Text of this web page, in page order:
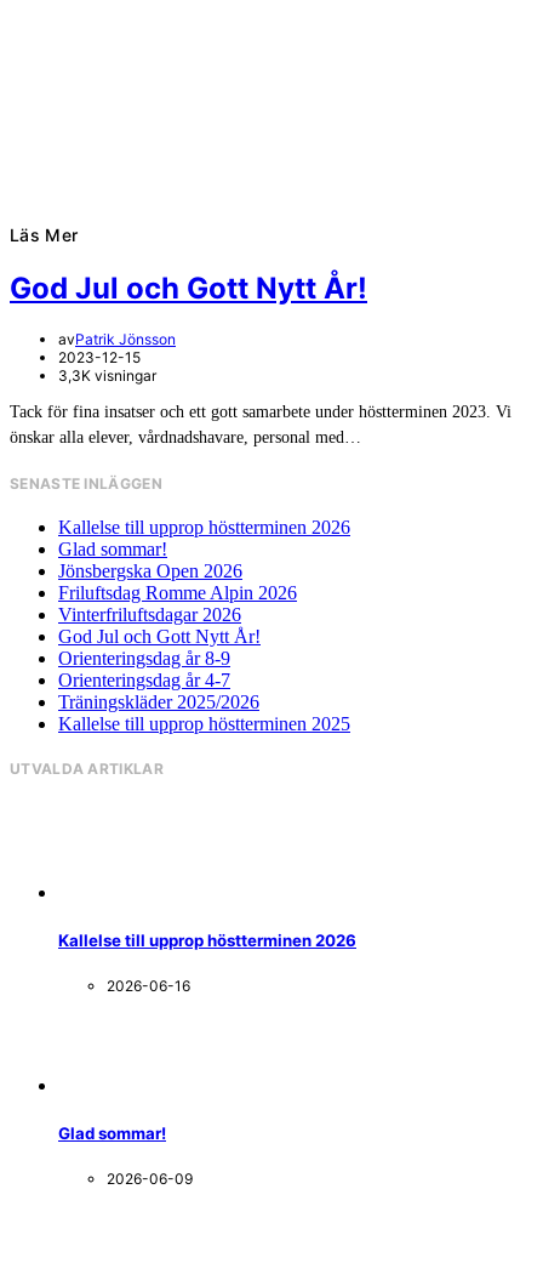
Läs Mer
God Jul och Gott Nytt År!
avPatrik Jönsson
2023-12-15
3,3K visningar
Tack för fina insatser och ett gott samarbete under höstterminen 2023. Vi
önskar alla elever, vårdnadshavare, personal med…
SENASTE INLÄGGEN
Kallelse till upprop höstterminen 2026
Glad sommar!
Jönsbergska Open 2026
Friluftsdag Romme Alpin 2026
Vinterfriluftsdagar 2026
God Jul och Gott Nytt År!
Orienteringsdag år 8-9
Orienteringsdag år 4-7
Träningskläder 2025/2026
Kallelse till upprop höstterminen 2025
UTVALDA ARTIKLAR
Kallelse till upprop höstterminen 2026
2026-06-16
Glad sommar!
2026-06-09